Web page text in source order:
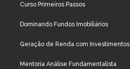
Curso Primeiros Passos
Dominando Fundos Imobiliários
Geração de Renda com Investimentos
Mentoria Análise Fundamentalista